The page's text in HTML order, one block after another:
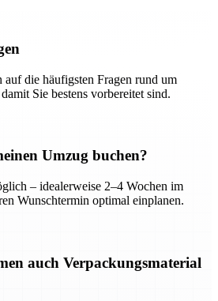
die häufigsten Fragen rund um
Sie bestens vorbereitet sind.
Umzug buchen?
– idealerweise 2–4 Wochen im
Wunschtermin optimal einplanen.
auch Verpackungsmaterial